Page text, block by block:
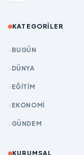
KATEGORILER
BUGÜN
DÜNYA
EĞİTİM
EKONOMİ
GÜNDEM
KURUMSAL